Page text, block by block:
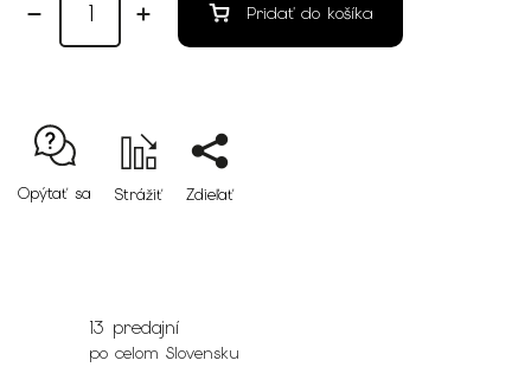
Pridať do košíka
Opýtať sa Strážiť Zdieľať
13 predajní
po celom Slovensku